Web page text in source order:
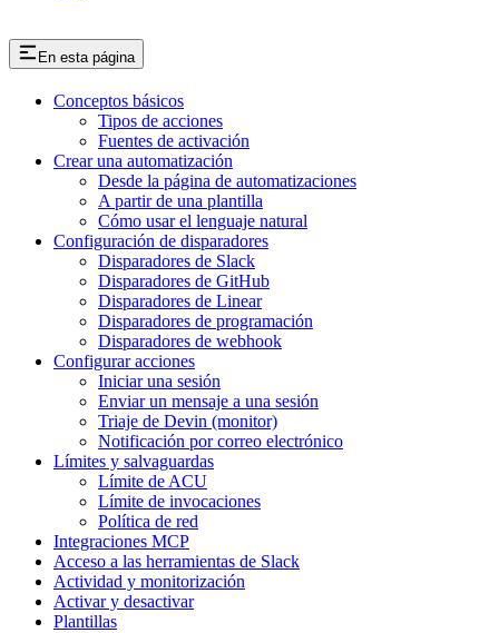
En esta página
Conceptos básicos
Tipos de acciones
Fuentes de activación
Crear una automatización
Desde la página de automatizaciones
A partir de una plantilla
Cómo usar el lenguaje natural
Configuración de disparadores
Disparadores de Slack
Disparadores de GitHub
Disparadores de Linear
Disparadores de programación
Disparadores de webhook
Configurar acciones
Iniciar una sesión
Enviar un mensaje a una sesión
Triaje de Devin (monitor)
Notificación por correo electrónico
Límites y salvaguardas
Límite de ACU
Límite de invocaciones
Política de red
Integraciones MCP
Acceso a las herramientas de Slack
Actividad y monitorización
Activar y desactivar
Plantillas